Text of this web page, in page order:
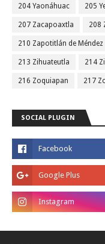
204 Yaonáhuac 205
207 Zacapoaxtla 208
210 Zapotitlán de Méndez
213 Zihuateutla 214
216 Zoquiapan 217
SOCIAL PLUGIN